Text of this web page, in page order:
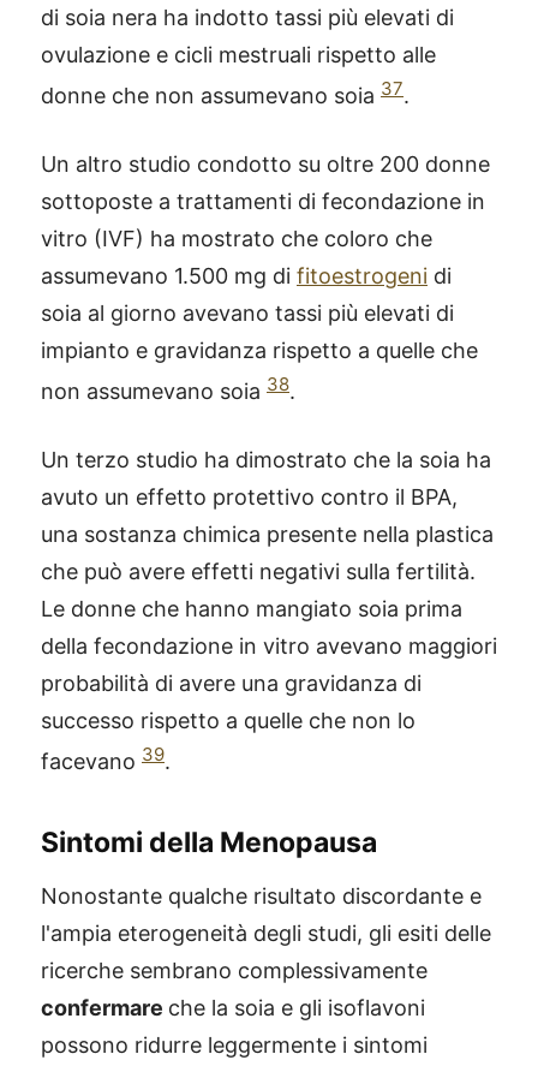
di soia nera ha indotto tassi più elevati di
ovulazione e cicli mestruali rispetto alle
donne che non assumevano soia 37.
Un altro studio condotto su oltre 200 donne
sottoposte a trattamenti di fecondazione in
vitro (IVF) ha mostrato che coloro che
assumevano 1.500 mg di fitoestrogeni di
soia al giorno avevano tassi più elevati di
impianto e gravidanza rispetto a quelle che
non assumevano soia 38.
Un terzo studio ha dimostrato che la soia ha
avuto un effetto protettivo contro il BPA,
una sostanza chimica presente nella plastica
che può avere effetti negativi sulla fertilità.
Le donne che hanno mangiato soia prima
della fecondazione in vitro avevano maggiori
probabilità di avere una gravidanza di
successo rispetto a quelle che non lo
facevano 39.
Sintomi della Menopausa
Nonostante qualche risultato discordante e
l'ampia eterogeneità degli studi, gli esiti delle
ricerche sembrano complessivamente
confermare che la soia e gli isoflavoni
possono ridurre leggermente i sintomi